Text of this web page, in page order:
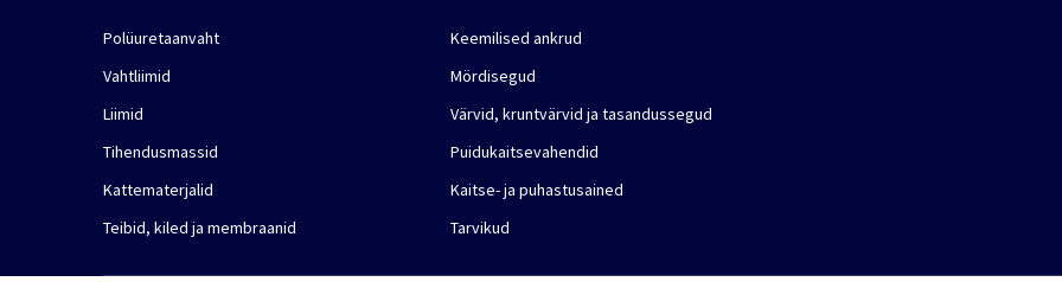
Polüuretaanvaht
Vahtliimid
Liimid
Tihendusmassid
Kattematerjalid
Teibid, kiled ja membraanid
Keemilised ankrud
Mördisegud
Värvid, kruntvärvid ja tasandussegud
Puidukaitsevahendid
Kaitse- ja puhastusained
Tarvikud